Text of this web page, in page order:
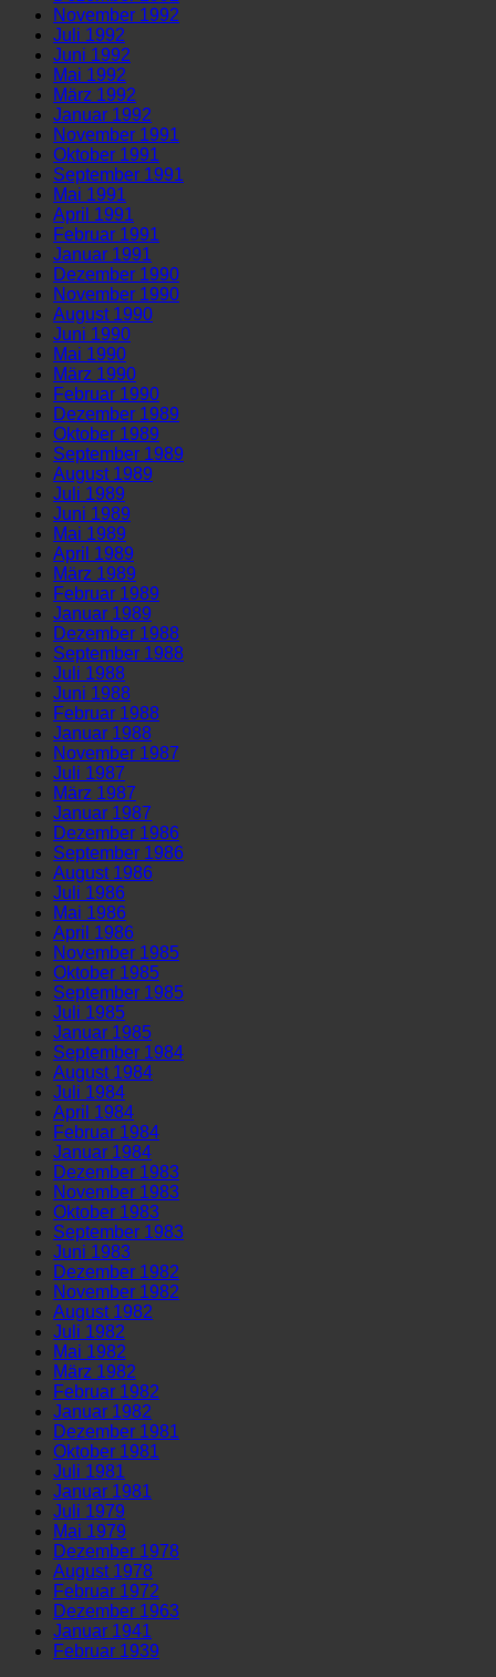
November 1992
Juli 1992
Juni 1992
Mai 1992
März 1992
Januar 1992
November 1991
Oktober 1991
September 1991
Mai 1991
April 1991
Februar 1991
Januar 1991
Dezember 1990
November 1990
August 1990
Juni 1990
Mai 1990
März 1990
Februar 1990
Dezember 1989
Oktober 1989
September 1989
August 1989
Juli 1989
Juni 1989
Mai 1989
April 1989
März 1989
Februar 1989
Januar 1989
Dezember 1988
September 1988
Juli 1988
Juni 1988
Februar 1988
Januar 1988
November 1987
Juli 1987
März 1987
Januar 1987
Dezember 1986
September 1986
August 1986
Juli 1986
Mai 1986
April 1986
November 1985
Oktober 1985
September 1985
Juli 1985
Januar 1985
September 1984
August 1984
Juli 1984
April 1984
Februar 1984
Januar 1984
Dezember 1983
November 1983
Oktober 1983
September 1983
Juni 1983
Dezember 1982
November 1982
August 1982
Juli 1982
Mai 1982
März 1982
Februar 1982
Januar 1982
Dezember 1981
Oktober 1981
Juli 1981
Januar 1981
Juli 1979
Mai 1979
Dezember 1978
August 1978
Februar 1972
Dezember 1963
Januar 1941
Februar 1939